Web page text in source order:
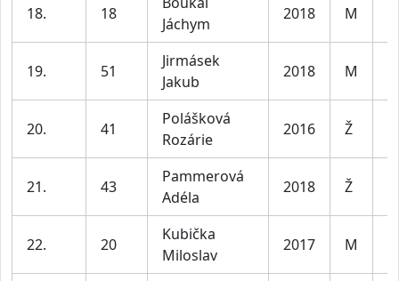
18. 18
Jáchym
2018 M
19. 51
Jirmásek
Jakub
2018 M
20. 41
Polášková
Rozárie
2016 Ž
21. 43
Pammerová
Adéla
2018 Ž
22. 20
Kubička
Miloslav
2017 M